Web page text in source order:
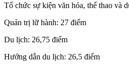
Tổ chức sự kiện văn hóa, thể thao và
Quản trị lữ hành: 27 điểm
Du lịch: 26,75 điểm
Hướng dẫn du lịch: 26,5 điểm